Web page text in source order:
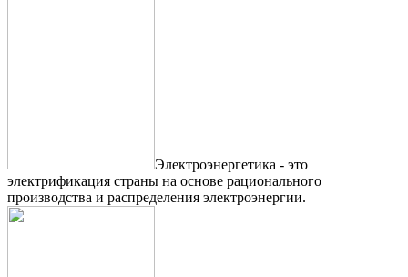
Электроэнергетика - это
электрификация страны на основе рационального
производства и распределения электроэнергии.